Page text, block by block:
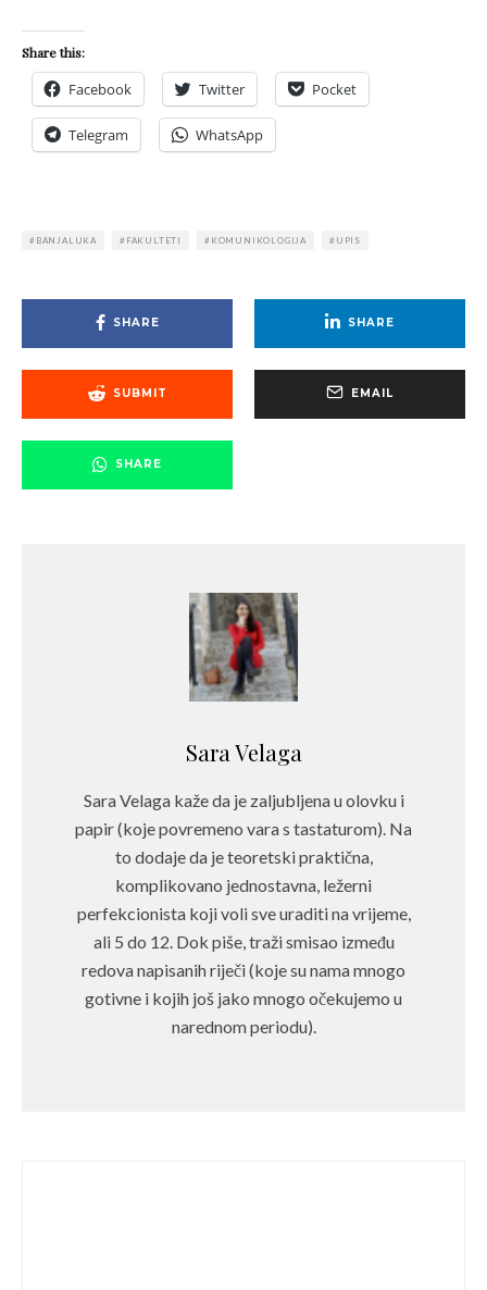
Share this:
Facebook Twitter Pocket
Telegram WhatsApp
BANJALUKA FAKULTETI KOMUNIKOLOGIJA UPIS
SHARE SHARE
SUBMIT EMAIL
SHARE
Sara Velaga
Sara Velaga kaže da je zaljubljena u olovku i
papir (koje povremeno vara s tastaturom). Na
to dodaje da je teoretski praktična,
komplikovano jednostavna, ležerni
perfekcionista koji voli sve uraditi na vrijeme,
ali 5 do 12. Dok piše, traži smisao između
redova napisanih riječi (koje su nama mnogo
gotivne i kojih još jako mnogo očekujemo u
narednom periodu).